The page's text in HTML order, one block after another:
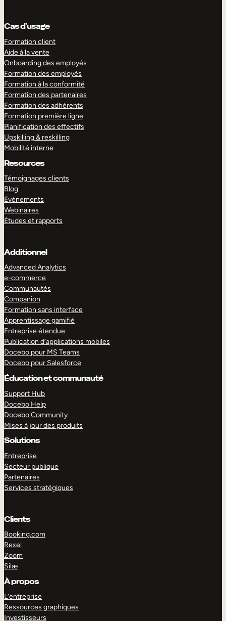
Cas d’usage
Formation client
Aide à la vente
Onboarding des employés
Formation des employés
Formation à la conformité
Formation des partenaires
Formation des adhérents
Formation première ligne
Planification des effectifs
Upskilling & reskilling
Mobilité interne
Resources
Témoignages clients
Blog
Événements
Webinaires
Études et rapports
Additionnel
Advanced Analytics
e-commerce
Communautés
Companion
Formation sans interface
Apprentissage gamifié
Entreprise étendue
Publication d’applications mobiles
Docebo pour MS Teams
Docebo pour Salesforce
Éducation et communauté
Support Hub
Docebo Help
Docebo Community
Mises à jour des produits
Solutions
Entreprise
Secteur publique
Partenaires
Services stratégiques
Clients
Booking.com
Rexel
Zoom
Silæ
À propos
L’entreprise
Ressources graphiques
Investisseurs